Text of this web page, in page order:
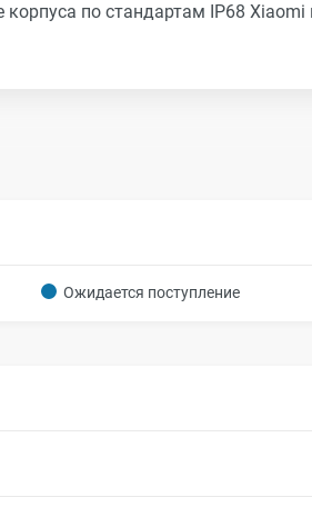
по стандартам IP68
Ожидается поступление